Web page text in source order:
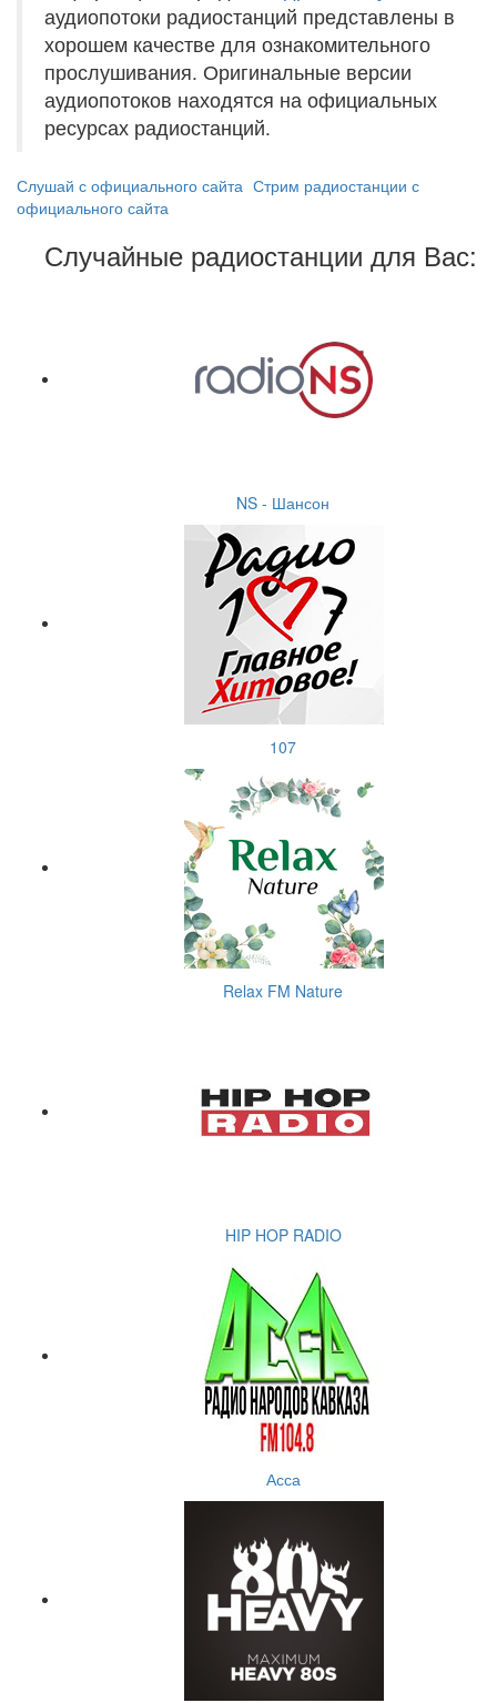
аудиопотоки радиостанций представлены в
хорошем качестве для ознакомительного
прослушивания. Оригинальные версии
аудиопотоков находятся на официальных
ресурсах радиостанций.
Слушай с официального сайта Стрим радиостанции с
официального сайта
Случайные радиостанции для Вас:
NS - Шансон
107
Relax FM Nature
HIP HOP RADIO
Асса